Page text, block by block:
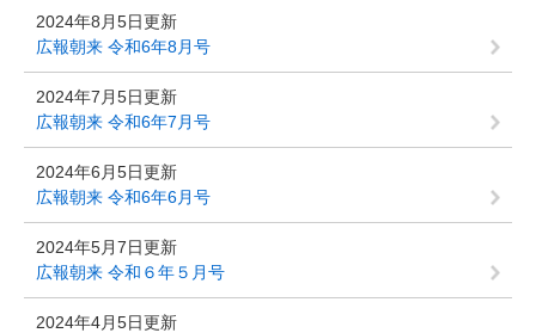
2024年8月5日更新
広報朝来 令和6年8月号
2024年7月5日更新
広報朝来 令和6年7月号
2024年6月5日更新
広報朝来 令和6年6月号
2024年5月7日更新
広報朝来 令和６年５月号
2024年4月5日更新